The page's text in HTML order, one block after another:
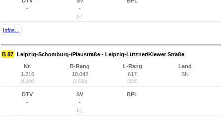
-
-
(-)
Infos...
B 87 Leipzig-Schomburg-/Plaustraße - Leipzig-Lützner/Kiewer Straße
Nr.
1.216
(8.206)
B-Rang
10.042
(7.638)
L-Rang
617
(525)
Land
SN
DTV
-
SV
-
(-)
BPL